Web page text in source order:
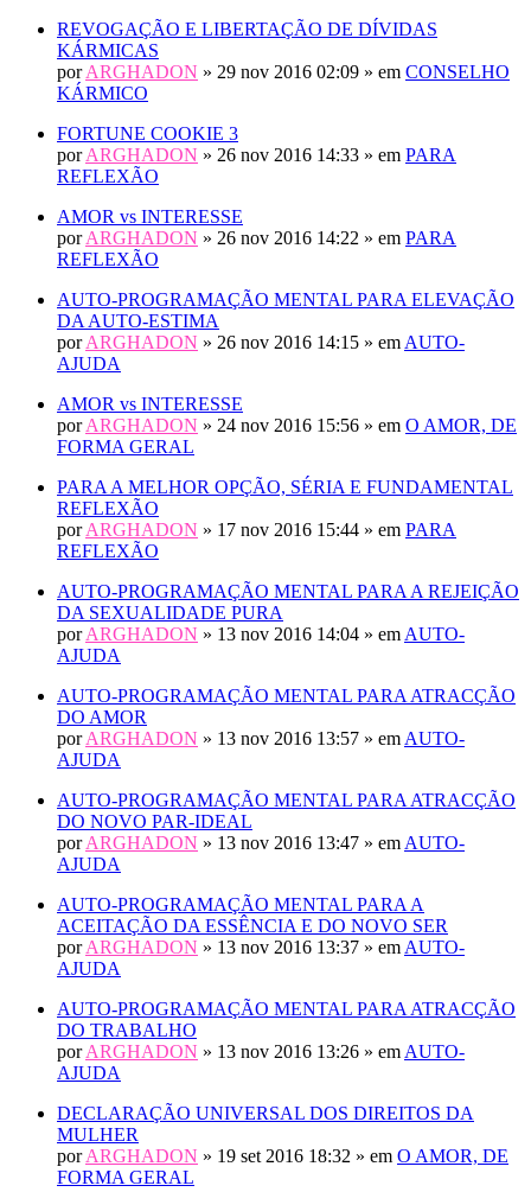
REVOGAÇÃO E LIBERTAÇÃO DE DÍVIDAS
KÁRMICAS
porARGHADON » 29 nov 2016 02:09 » em CONSELHO
KÁRMICO
FORTUNE COOKIE 3
porARGHADON » 26 nov 2016 14:33 » em PARA
REFLEXÃO
AMOR vs INTERESSE
porARGHADON » 26 nov 2016 14:22 » em PARA
REFLEXÃO
AUTO-PROGRAMAÇÃO MENTAL PARA ELEVAÇÃO
DA AUTO-ESTIMA
porARGHADON » 26 nov 2016 14:15 » em AUTO-
AJUDA
AMOR vs INTERESSE
porARGHADON » 24 nov 2016 15:56 » em O AMOR, DE
FORMA GERAL
PARA A MELHOR OPÇÃO, SÉRIA E FUNDAMENTAL
REFLEXÃO
porARGHADON » 17 nov 2016 15:44 » em PARA
REFLEXÃO
AUTO-PROGRAMAÇÃO MENTAL PARA A REJEIÇÃO
DA SEXUALIDADE PURA
porARGHADON » 13 nov 2016 14:04 » em AUTO-
AJUDA
AUTO-PROGRAMAÇÃO MENTAL PARA ATRACÇÃO
DO AMOR
porARGHADON » 13 nov 2016 13:57 » em AUTO-
AJUDA
AUTO-PROGRAMAÇÃO MENTAL PARA ATRACÇÃO
DO NOVO PAR-IDEAL
porARGHADON » 13 nov 2016 13:47 » em AUTO-
AJUDA
AUTO-PROGRAMAÇÃO MENTAL PARA A
ACEITAÇÃO DA ESSÊNCIA E DO NOVO SER
porARGHADON » 13 nov 2016 13:37 » em AUTO-
AJUDA
AUTO-PROGRAMAÇÃO MENTAL PARA ATRACÇÃO
DO TRABALHO
porARGHADON » 13 nov 2016 13:26 » em AUTO-
AJUDA
DECLARAÇÃO UNIVERSAL DOS DIREITOS DA
MULHER
porARGHADON » 19 set 2016 18:32 » em O AMOR, DE
FORMA GERAL